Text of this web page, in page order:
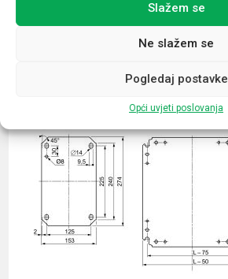
Slažem se
Ne slažem se
Pogledaj postavke
Opći uvjeti poslovanja
Povezani proizvodi